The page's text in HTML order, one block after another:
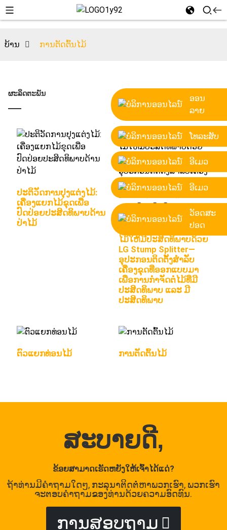
ອອນ
ລາຍ
ໂທລະສັບ
ອີເມວ
ອີເມວ
ວັອດສະ
ປອດ
ບ້ານ ການຕັດຕົ້ນໄມ້
ຜະລິດຕະພັນ
ປະຕິວັດການປຸງແຕ່ງໄມ້:
ເຄື່ອງແຍກໄມ້ຂຸດເພື່ອ
ປົດປ່ອຍປະສິດທິພາບດ້ານ
ປ່າໄມ້
ການຕັດ ແລະ ການແຍກຕໍ
ໄມ້ໃຫ້ມີປະສິດທິພາບດ້ວຍ
LG Stump Splitter—
ອຸປະກອນຕິດຕັ້ງສຳລັບ
ເຄື່ອງຂຸດທີ່ອອກແບບມາ
ເພື່ອການກຳຈັດຕໍໄມ້ທີ່ມີ
ປະສິດທິພາບ ແລະ ມີ
ປະສິດທິພາບ
ຕົວແຍກທ່ອນໄມ້ ການຕັດຕົ້ນໄມ້
ສະບາຍດີ,
ຂ້ອຍສາມາດເຮັດຫຍັງໃຫ້ເຈົ້າໄດ້ແດ່?
ຖ້າທ່ານມີຄໍາຖາມໃດໆ, ກະລຸນາຕິດຕໍ່ຫາພວກເຮົາ, ພວກເຮົາ
ຈະຕອບຄໍາຖາມຂອງທ່ານດ້ວຍຄວາມອົດທົນ.
ການສອບຖາມ